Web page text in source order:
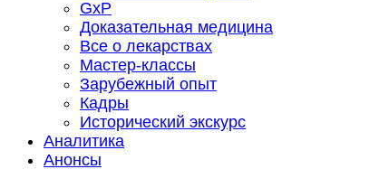
GxP
Доказательная медицина
Все о лекарствах
Мастер-классы
Зарубежный опыт
Кадры
Исторический экскурс
Аналитика
Анонсы